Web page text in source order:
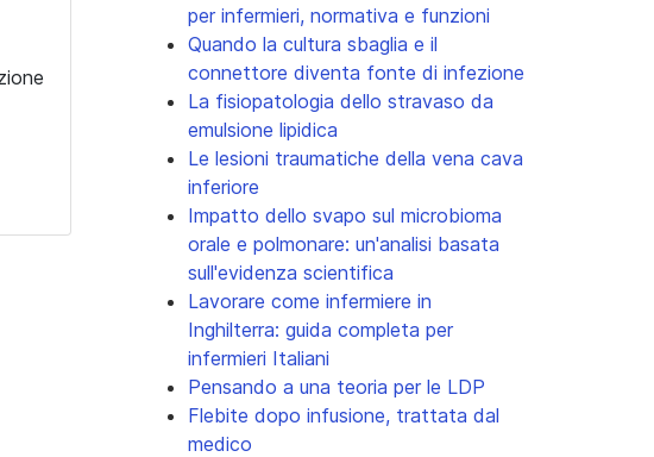
per infermieri, normativa e funzioni
Quando la cultura sbaglia e il
connettore diventa fonte di infezione
La fisiopatologia dello stravaso da
emulsione lipidica
Le lesioni traumatiche della vena cava
inferiore
Impatto dello svapo sul microbioma
orale e polmonare: un'analisi basata
sull'evidenza scientifica
Lavorare come infermiere in
Inghilterra: guida completa per
infermieri Italiani
Pensando a una teoria per le LDP
Flebite dopo infusione, trattata dal
medico